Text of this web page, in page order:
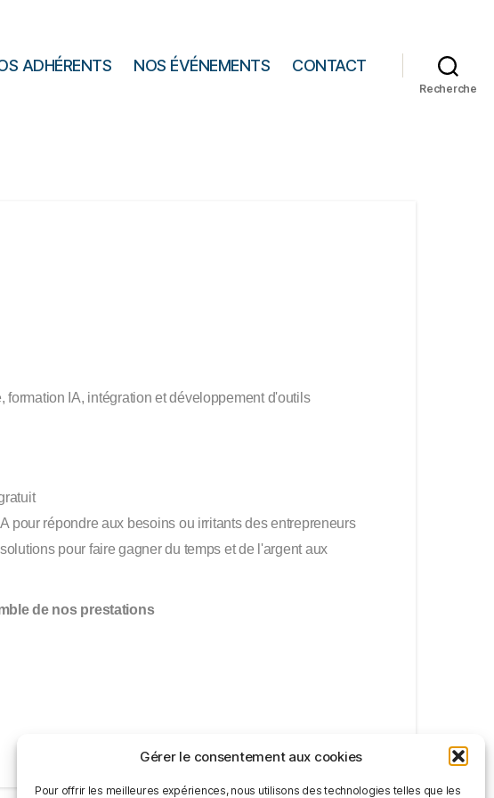
Gérer le consentement aux cookies
Pour offrir les meilleures expériences, nous utilisons des technologies telles que les
ADHÉRENTS NOS ÉVÉNEMENTS CONTACT
Recherche
IA, intégration et développement d'outils
pour répondre aux besoins ou irritants des entrepreneurs
pour faire gagner du temps et de l'argent aux
de nos prestations